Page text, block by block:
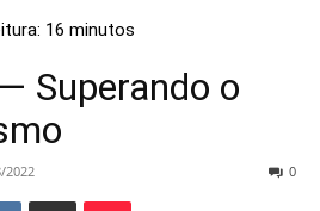
Superando o
2022 0